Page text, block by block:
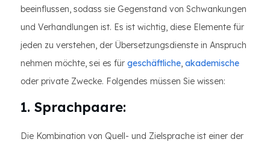
beeinflussen, sodass sie Gegenstand von Schwankungen
und Verhandlungen ist. Es ist wichtig, diese Elemente für
jeden zu verstehen, der Übersetzungsdienste in Anspruch
nehmen möchte, sei es für geschäftliche, akademische
oder private Zwecke. Folgendes müssen Sie wissen:
1. Sprachpaare:
Die Kombination von Quell- und Zielsprache ist einer der